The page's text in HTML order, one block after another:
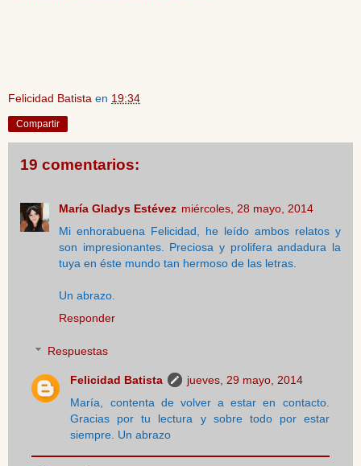
Felicidad Batista en 19:34
Compartir
19 comentarios:
María Gladys Estévez miércoles, 28 mayo, 2014
Mi enhorabuena Felicidad, he leído ambos relatos y
son impresionantes. Preciosa y prolifera andadura la
tuya en éste mundo tan hermoso de las letras.
Un abrazo.
Responder
Respuestas
Felicidad Batista
jueves, 29 mayo, 2014
María, contenta de volver a estar en contacto.
Gracias por tu lectura y sobre todo por estar
siempre. Un abrazo